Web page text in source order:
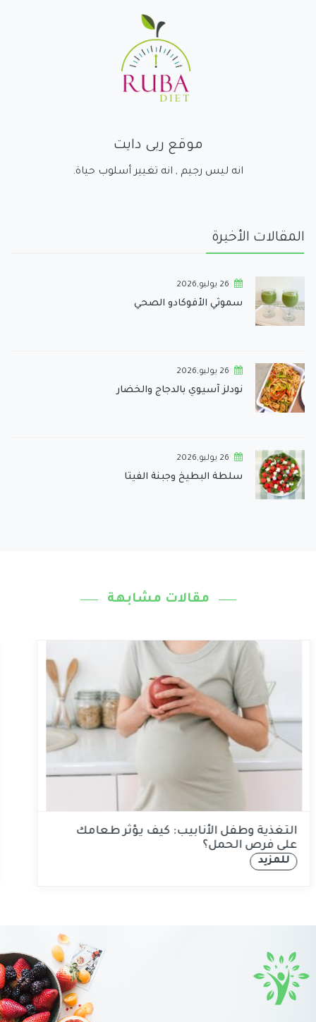
موقع ربى دايت
انه ليس رجيم , انه تغيير أسلوب حياة.
المقالات الأخيرة
26 يوليو,2026
سموثي الأفوكادو الصحي
26 يوليو,2026
نودلز آسيوي بالدجاج والخضار
26 يوليو,2026
سلطة البطيخ وجبنة الفيتا
مقالات مشابهة
التغذية وطفل الأنابيب: كيف يؤثر طعامك
على فرص الحمل؟
للمزيد